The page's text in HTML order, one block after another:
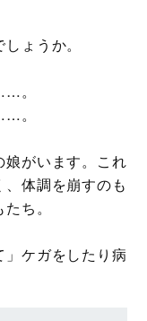
ょうか。
。
。
がいます。これ
体調を崩すのも
ち。
ケガをしたり病